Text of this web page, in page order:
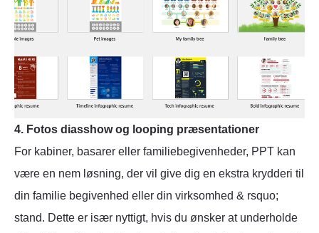
4. Fotos diasshow og looping præsentationer
For kabiner, basarer eller familiebegivenheder, PPT kan
være en nem løsning, der vil give dig en ekstra krydderi til
din familie begivenhed eller din virksomhed & rsquo;
stand. Dette er især nyttigt, hvis du ønsker at underholde